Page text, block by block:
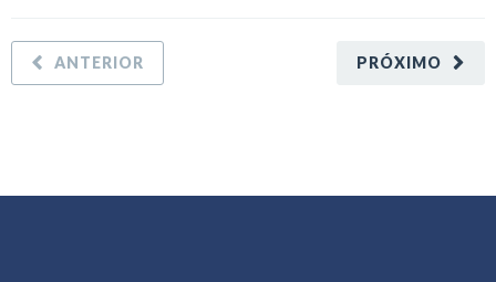
PRÓXIMO
ANTERIOR